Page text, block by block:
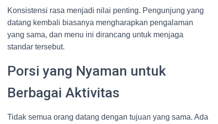
Konsistensi rasa menjadi nilai penting. Pengunjung yang
datang kembali biasanya mengharapkan pengalaman
yang sama, dan menu ini dirancang untuk menjaga
standar tersebut.
Porsi yang Nyaman untuk
Berbagai Aktivitas
Tidak semua orang datang dengan tujuan yang sama. Ada